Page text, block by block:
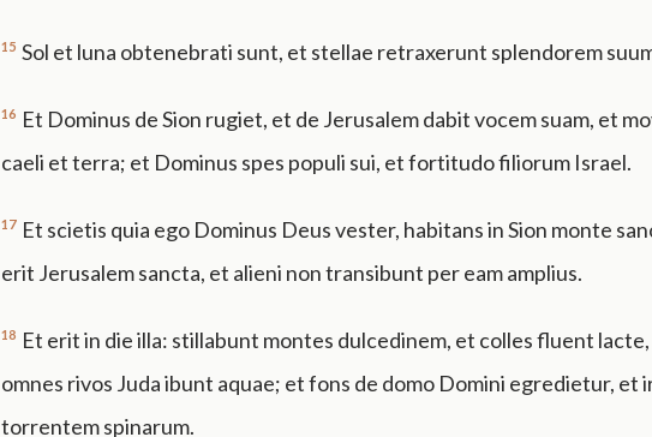
15 Sol et luna obtenebrati sunt, et stellae retraxerunt splendorem
16 Et Dominus de Sion rugiet, et de Jerusalem dabit vocem suam, et
caeli et terra; et Dominus spes populi sui, et fortitudo filiorum Israel.
17 Et scietis quia ego Dominus Deus vester, habitans in Sion monte
erit Jerusalem sancta, et alieni non transibunt per eam amplius.
18 Et erit in die illa: stillabunt montes dulcedinem, et colles fluent
omnes rivos Juda ibunt aquae; et fons de domo Domini egredietur, et
torrentem spinarum.